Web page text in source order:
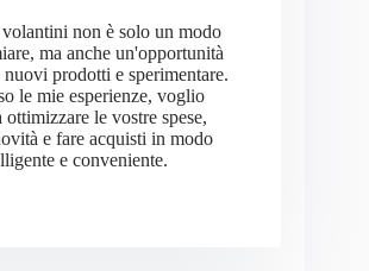
non è solo un modo
ma anche un'opportunità
nuovi prodotti e sperimentare.
le mie esperienze, voglio
ottimizzare le vostre spese,
e fare acquisti in modo
e conveniente.